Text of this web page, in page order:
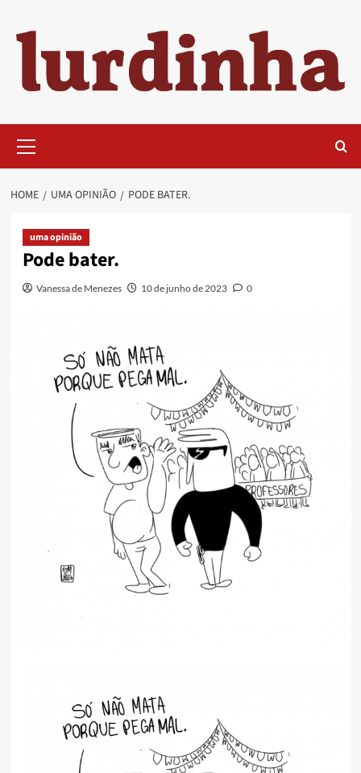
content
Menu
HOME UMA OPINIÃO PODE BATER.
uma opinião
Pode bater.
Vanessa de Menezes 10 de junho de 2023 0